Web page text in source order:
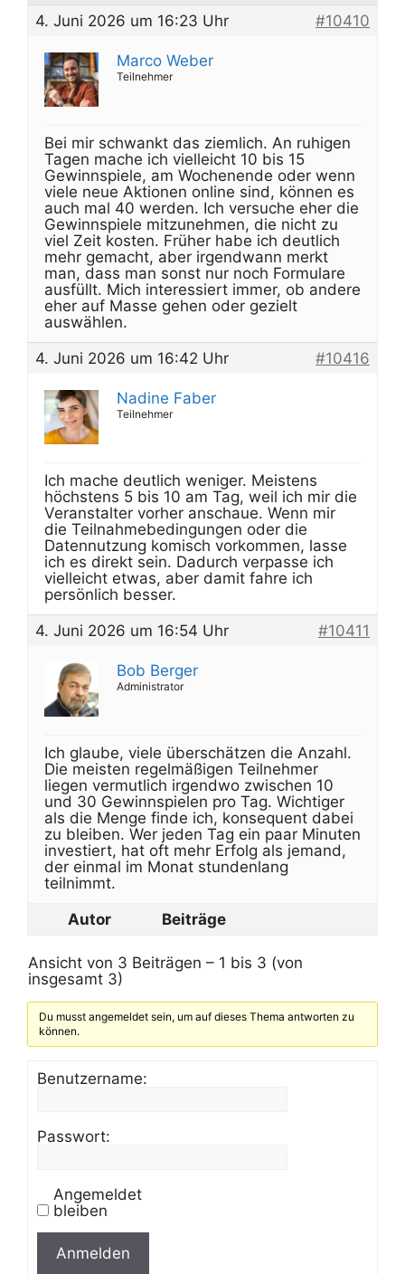
4. Juni 2026 um 16:23 Uhr
#10410
Marco Weber
Teilnehmer
Bei mir schwankt das ziemlich. An ruhigen
Tagen mache ich vielleicht 10 bis 15
Gewinnspiele, am Wochenende oder wenn
viele neue Aktionen online sind, können es
auch mal 40 werden. Ich versuche eher die
Gewinnspiele mitzunehmen, die nicht zu
viel Zeit kosten. Früher habe ich deutlich
mehr gemacht, aber irgendwann merkt
man, dass man sonst nur noch Formulare
ausfüllt. Mich interessiert immer, ob andere
eher auf Masse gehen oder gezielt
auswählen.
4. Juni 2026 um 16:42 Uhr
#10416
Nadine Faber
Teilnehmer
Ich mache deutlich weniger. Meistens
höchstens 5 bis 10 am Tag, weil ich mir die
Veranstalter vorher anschaue. Wenn mir
die Teilnahmebedingungen oder die
Datennutzung komisch vorkommen, lasse
ich es direkt sein. Dadurch verpasse ich
vielleicht etwas, aber damit fahre ich
persönlich besser.
4. Juni 2026 um 16:54 Uhr
#10411
Bob Berger
Administrator
Ich glaube, viele überschätzen die Anzahl.
Die meisten regelmäßigen Teilnehmer
liegen vermutlich irgendwo zwischen 10
und 30 Gewinnspielen pro Tag. Wichtiger
als die Menge finde ich, konsequent dabei
zu bleiben. Wer jeden Tag ein paar Minuten
investiert, hat oft mehr Erfolg als jemand,
der einmal im Monat stundenlang
teilnimmt.
Autor
Beiträge
Ansicht von 3 Beiträgen – 1 bis 3 (von
insgesamt 3)
Du musst angemeldet sein, um auf dieses Thema antworten zu
können.
Benutzername:
Passwort:
Angemeldet
bleiben
Anmelden